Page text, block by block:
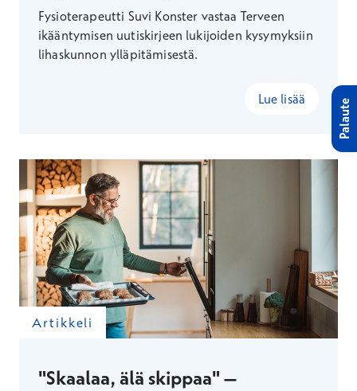
Fysioterapeutti Suvi Konster vastaa Terveen
ikääntymisen uutiskirjeen lukijoiden kysymyksiin
lihaskunnon ylläpitämisestä.
Lue lisää
Artikkeli
"Skaalaa, älä skippaa" –
Palaute